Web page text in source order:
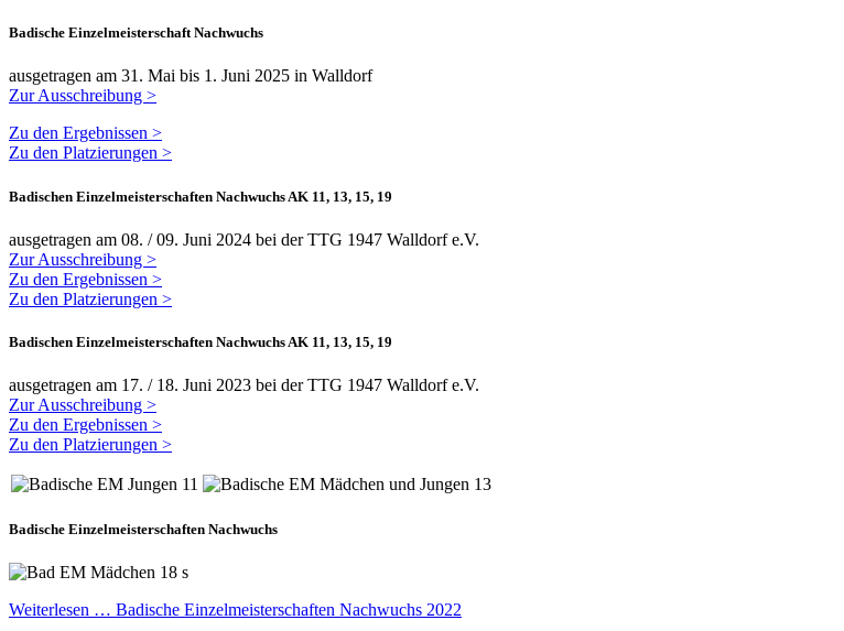
Badische Einzelmeisterschaft Nachwuchs
ausgetragen am 31. Mai bis 1. Juni 2025 in Walldorf
Zur Ausschreibung >
Zu den Ergebnissen >
Zu den Platzierungen >
Badischen Einzelmeisterschaften Nachwuchs AK 11, 13, 15, 19
ausgetragen am 08. / 09. Juni 2024 bei der TTG 1947 Walldorf e.V.
Zur Ausschreibung >
Zu den Ergebnissen >
Zu den Platzierungen >
Badischen Einzelmeisterschaften Nachwuchs AK 11, 13, 15, 19
ausgetragen am 17. / 18. Juni 2023 bei der TTG 1947 Walldorf e.V.
Zur Ausschreibung >
Zu den Ergebnissen >
Zu den Platzierungen >
Badische Einzelmeisterschaften Nachwuchs
Weiterlesen … Badische Einzelmeisterschaften Nachwuchs 2022